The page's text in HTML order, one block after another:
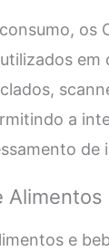
os
em
a
de
Alimentos
e